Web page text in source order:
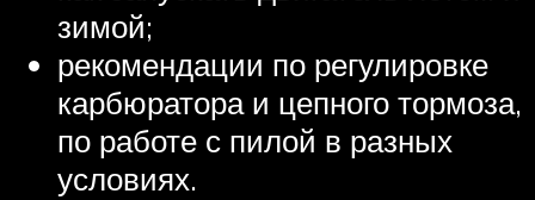
зимой;
рекомендации по регулировке
карбюратора и цепного тормоза,
по работе с пилой в разных
условиях.